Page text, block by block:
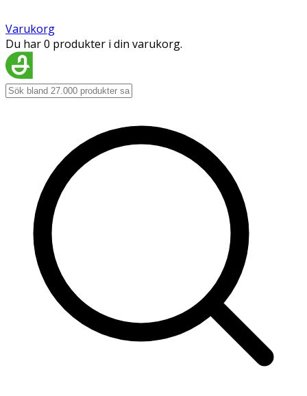
Varukorg
Du har 0 produkter i din varukorg.